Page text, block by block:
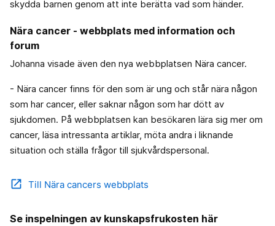
skydda barnen genom att inte berätta vad som händer.
Nära cancer - webbplats med information och
forum
Johanna visade även den nya webbplatsen Nära cancer.
- Nära cancer finns för den som är ung och står nära någon
som har cancer, eller saknar någon som har dött av
sjukdomen. På webbplatsen kan besökaren lära sig mer om
cancer, läsa intressanta artiklar, möta andra i liknande
situation och ställa frågor till sjukvårdspersonal.
open_in_new Till Nära cancers webbplats
Se inspelningen av kunskapsfrukosten här